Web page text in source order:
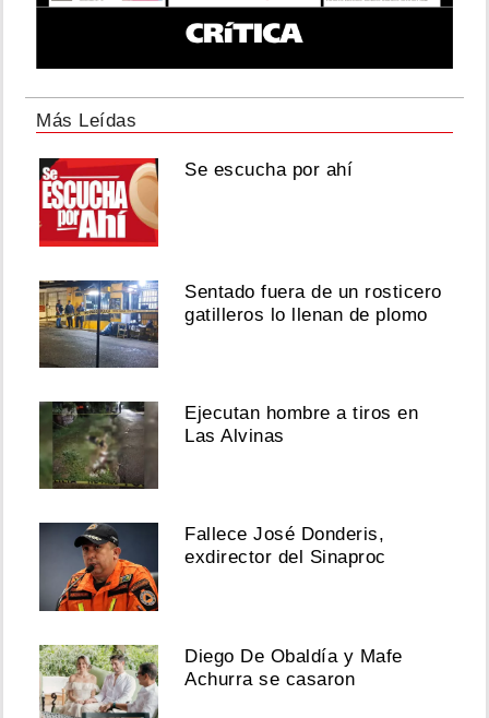
Más Leídas
Se escucha por ahí
Sentado fuera de un rosticero
gatilleros lo llenan de plomo
Ejecutan hombre a tiros en
Las Alvinas
Fallece José Donderis,
exdirector del Sinaproc
Diego De Obaldía y Mafe
Achurra se casaron